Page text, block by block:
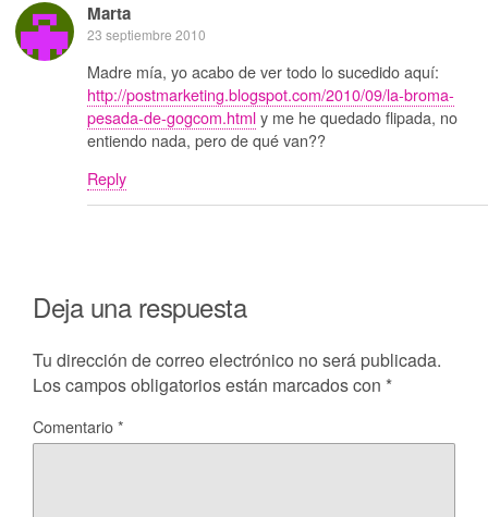
Marta
23 septiembre 2010
Madre mía, yo acabo de ver todo lo sucedido aquí:
http://postmarketing.blogspot.com/2010/09/la-broma-
pesada-de-gogcom.htmly me he quedado flipada, no
entiendo nada, pero de qué van??
Reply
Deja una respuesta
Tu dirección de correo electrónico no será publicada.
Los campos obligatorios están marcados con *
Comentario*